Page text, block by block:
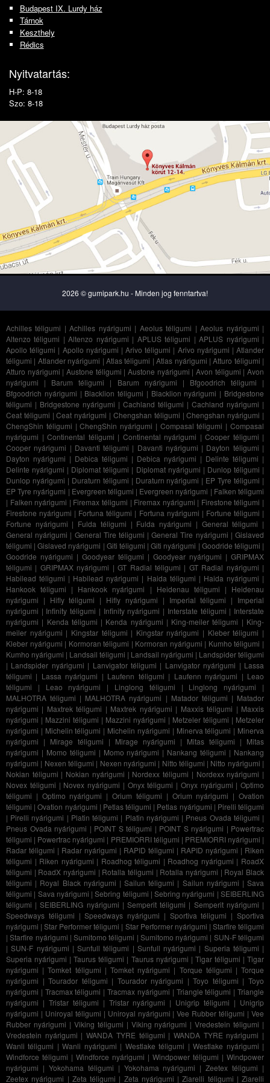
Budapest IX. Lurdy ház
Tárnok
Keszthely
Rédics
Nyitvatartás:
H-P: 8-18
Szo: 8-18
2026 © gumipark.hu - Minden jog fenntartva!
Achilles téligumi |Achilles nyárigumi | Aeolus téligumi |Aeolus nyárigumi |
Altenzo téligumi |Altenzo nyárigumi | APLUS téligumi |APLUS nyárigumi |
Apollo téligumi | Apollo nyárigumi |Arivo téligumi | Arivo nyárigumi |Atlander
téligumi | Atlander nyárigumi | Atlas téligumi |Atlas nyárigumi |Atturo téligumi |
Atturo nyárigumi |Austone téligumi |Austone nyárigumi |Avon téligumi |Avon
nyárigumi | Barum téligumi | Barum nyárigumi | Bfgoodrich téligumi |
Bfgoodrich nyárigumi | Blacklion téligumi | Blacklion nyárigumi | Bridgestone
téligumi | Bridgestone nyárigumi | Cachland téligumi | Cachland nyárigumi |
Ceat téligumi |Ceat nyárigumi | Chengshan téligumi |Chengshan nyárigumi |
ChengShin téligumi |ChengShin nyárigumi | Compasal téligumi |Compasal
nyárigumi | Continental téligumi | Continental nyárigumi | Cooper téligumi |
Cooper nyárigumi | Davanti téligumi | Davanti nyárigumi | Dayton téligumi |
Dayton nyárigumi | Debica téligumi | Debica nyárigumi | Delinte téligumi |
Delinte nyárigumi | Diplomat téligumi | Diplomat nyárigumi | Dunlop téligumi |
Dunlop nyárigumi | Duraturn téligumi | Duraturn nyárigumi | EP Tyre téligumi |
EP Tyre nyárigumi | Evergreen téligumi | Evergreen nyárigumi | Falken téligumi
| Falken nyárigumi | Firemax téligumi | Firemax nyárigumi | Firestone téligumi |
Firestone nyárigumi | Fortuna téligumi | Fortuna nyárigumi | Fortune téligumi |
Fortune nyárigumi | Fulda téligumi | Fulda nyárigumi | General téligumi |
General nyárigumi | General Tire téligumi |General Tire nyárigumi |Gislaved
téligumi |Gislaved nyárigumi | Giti téligumi |Giti nyárigumi | Goodride téligumi |
Goodride nyárigumi | Goodyear téligumi | Goodyear nyárigumi | GRIPMAX
téligumi | GRIPMAX nyárigumi |GT Radial téligumi | GT Radial nyárigumi |
Habilead téligumi | Habilead nyárigumi | Haida téligumi | Haida nyárigumi |
Hankook téligumi | Hankook nyárigumi | Heidenau téligumi | Heidenau
nyárigumi | Hifly téligumi | Hifly nyárigumi | Imperial téligumi | Imperial
nyárigumi | Infinity téligumi | Infinity nyárigumi | Interstate téligumi | Interstate
nyárigumi | Kenda téligumi | Kenda nyárigumi | King-meiler téligumi | King-
meiler nyárigumi | Kingstar téligumi | Kingstar nyárigumi | Kleber téligumi |
Kleber nyárigumi | Kormoran téligumi | Kormoran nyárigumi | Kumho téligumi |
Kumho nyárigumi | Landsail téligumi | Landsail nyárigumi | Landspider téligumi
| Landspider nyárigumi | Lanvigator téligumi | Lanvigator nyárigumi | Lassa
téligumi | Lassa nyárigumi | Laufenn téligumi | Laufenn nyárigumi | Leao
téligumi | Leao nyárigumi | Linglong téligumi | Linglong nyárigumi |
MALHOTRA téligumi | MALHOTRA nyárigumi | Matador téligumi | Matador
nyárigumi | Maxtrek téligumi | Maxtrek nyárigumi | Maxxis téligumi | Maxxis
nyárigumi | Mazzini téligumi | Mazzini nyárigumi | Metzeler téligumi | Metzeler
nyárigumi | Michelin téligumi | Michelin nyárigumi | Minerva téligumi | Minerva
nyárigumi | Mirage téligumi | Mirage nyárigumi | Mitas téligumi | Mitas
nyárigumi | Momo téligumi | Momo nyárigumi | Nankang téligumi | Nankang
nyárigumi | Nexen téligumi | Nexen nyárigumi | Nitto téligumi | Nitto nyárigumi |
Nokian téligumi | Nokian nyárigumi | Nordexx téligumi | Nordexx nyárigumi |
Novex téligumi | Novex nyárigumi | Onyx téligumi | Onyx nyárigumi | Optimo
téligumi | Optimo nyárigumi |Orium téligumi | Orium nyárigumi |Ovation
téligumi |Ovation nyárigumi | Petlas téligumi | Petlas nyárigumi | Pirelli téligumi
| Pirelli nyárigumi | Platin téligumi | Platin nyárigumi | Pneus Ovada téligumi |
Pneus Ovada nyárigumi | POINT S téligumi | POINT S nyárigumi | Powertrac
téligumi | Powertrac nyárigumi | PREMIORRI téligumi | PREMIORRI nyárigumi |
Radar téligumi | Radar nyárigumi | RAPID téligumi | RAPID nyárigumi | Riken
téligumi | Riken nyárigumi | Roadhog téligumi | Roadhog nyárigumi | RoadX
téligumi | RoadX nyárigumi | Rotalla téligumi | Rotalla nyárigumi | Royal Black
téligumi | Royal Black nyárigumi |Sailun téligumi | Sailun nyárigumi |Sava
téligumi | Sava nyárigumi |Sebring téligumi |Sebring nyárigumi |SEIBERLING
téligumi |SEIBERLING nyárigumi |Semperit téligumi | Semperit nyárigumi |
Speedways téligumi |Speedways nyárigumi | Sportiva téligumi |Sportiva
nyárigumi |Star Performer téligumi | Star Performer nyárigumi | Starfire téligumi
|Starfire nyárigumi |Sumitomo téligumi | Sumitomo nyárigumi | SUN-F téligumi
|SUN-F nyárigumi | Sunfull téligumi | Sunfull nyárigumi | Superia téligumi |
Superia nyárigumi |Taurus téligumi | Taurus nyárigumi | Tigar téligumi |Tigar
nyárigumi |Tomket téligumi | Tomket nyárigumi | Torque téligumi |Torque
nyárigumi |Tourador téligumi | Tourador nyárigumi |Toyo téligumi |Toyo
nyárigumi | Tracmax téligumi |Tracmax nyárigumi | Triangle téligumi |Triangle
nyárigumi | Tristar téligumi | Tristar nyárigumi | Unigrip téligumi | Unigrip
nyárigumi | Uniroyal téligumi | Uniroyal nyárigumi |Vee Rubber téligumi |Vee
Rubber nyárigumi | Viking téligumi | Viking nyárigumi |Vredestein téligumi |
Vredestein nyárigumi |WANDA TYRE téligumi | WANDA TYRE nyárigumi |
Wanli téligumi |Wanli nyárigumi | Westlake téligumi |Westlake nyárigumi |
Windforce téligumi | Windforce nyárigumi | Windpower téligumi | Windpower
nyárigumi | Yokohama téligumi | Yokohama nyárigumi |Zeetex téligumi |
Zeetex nyárigumi | Zeta téligumi | Zeta nyárigumi |Ziarelli téligumi | Ziarelli